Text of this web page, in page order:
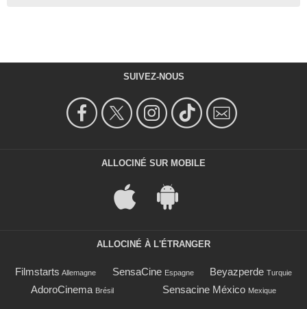
SUIVEZ-NOUS
ALLOCINÉ SUR MOBILE
ALLOCINÉ À L'ÉTRANGER
Filmstarts Allemagne SensaCine Espagne Beyazperde Turquie
AdoroCinema Brésil Sensacine México Mexique